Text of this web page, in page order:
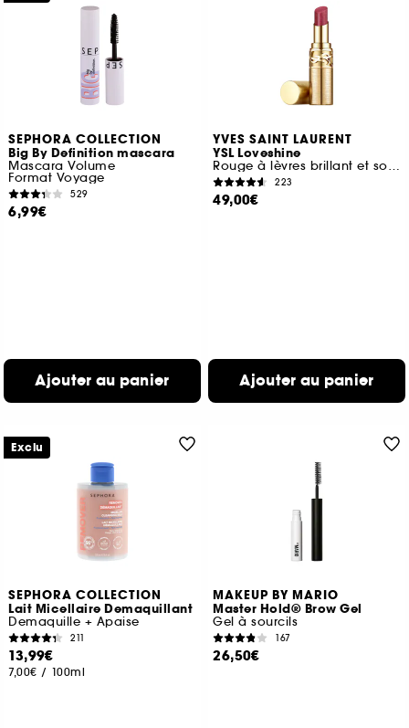
SEPHORA COLLECTION
Big By Definition mascara
Mascara Volume
Format Voyage
529
6,99€
Ajouter au panier
YVES SAINT LAURENT
YSL Loveshine
Rouge à lèvres brillant et soin Edition Limitée
223
49,00€
Ajouter au panier
SEPHORA COLLECTION
Lait Micellaire Demaquillant
Demaquille + Apaise
211
13,99€
7,00€ / 100ml
Exclu
MAKEUP BY MARIO
Master Hold® Brow Gel
Gel à sourcils
167
26,50€